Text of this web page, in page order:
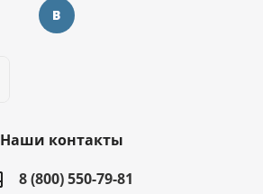
Наши контакты
8 (800) 550-79-81